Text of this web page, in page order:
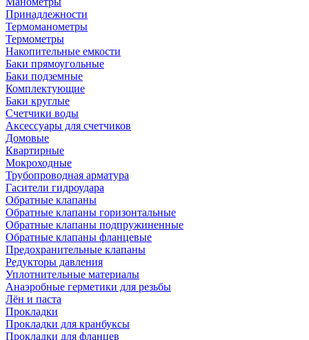
Принадлежности
Термоманометры
Термометры
Накопительные емкости
Баки прямоугольные
Баки подземные
Комплектующие
Баки круглые
Счетчики воды
Аксессуары для счетчиков
Домовые
Квартирные
Мокроходные
Трубопроводная арматура
Гасители гидроудара
Обратные клапаны
Обратные клапаны горизонтальные
Обратные клапаны подпружиненные
Обратные клапаны фланцевые
Предохранительные клапаны
Редукторы давления
Уплотнительные материалы
Анаэробные герметики для резьбы
Лён и паста
Прокладки
Прокладки для кранбуксы
Прокладки для фланцев